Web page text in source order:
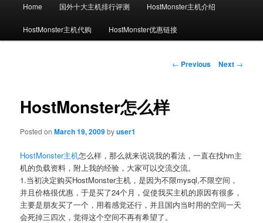
Home 国外十大主机排行评测 HostMonster主机介绍
HostMonster主机代购 HostMonster优惠链接
Post
← Previous Next →
HostMonster怎么样
Posted onMarch 19, 2009byuser1
HostMonster主机怎么样，那么就来说说我的看法，一直在找hm主
机的负载资料，附上我的经验，大家可以交流交流。
1.当初决定购买HostMonster主机，是因为不限mysql,不限空间，
并且价格很优惠，于是买了24个月，促使我买主机的原因有很多，
主要是朋友买了一个，用着感觉还行，并且国内当时用的空间一天
会死掉三四次，觉得这个空间不再有希望了。